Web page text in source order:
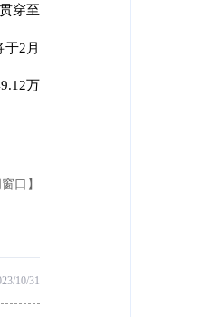
穿至
2月
万
口】
10/31